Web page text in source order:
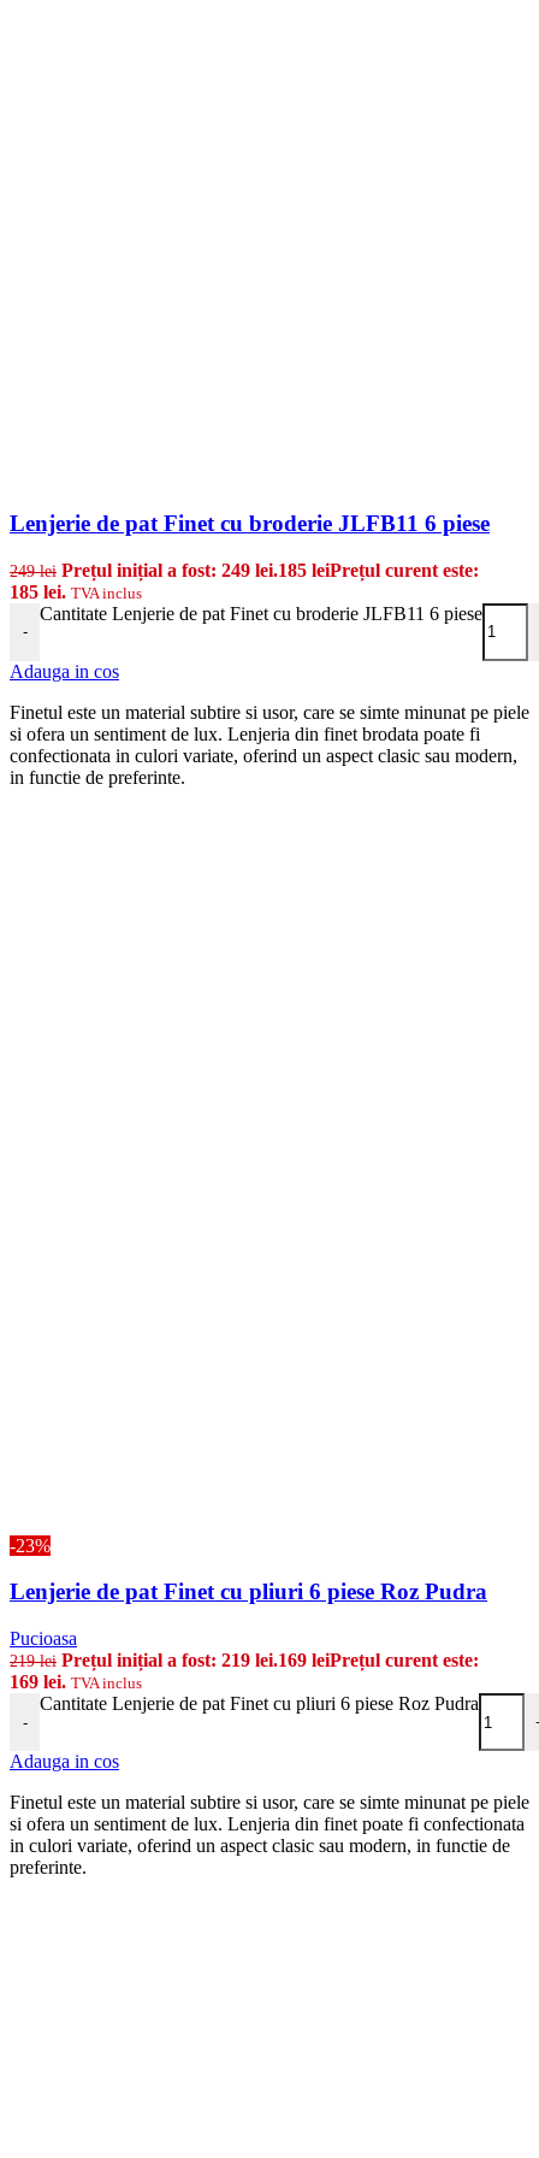
Lenjerie de pat Finet cu broderie JLFB11 6 piese
249lei Prețul inițial a fost: 249 lei.185 leiPrețul curent este:
185 lei. TVA inclus
-
Cantitate Lenjerie de pat Finet cu broderie JLFB11 6 piese
Adauga in cos
Finetul este un material subtire si usor, care se simte minunat pe piele
si ofera un sentiment de lux. Lenjeria din finet brodata poate fi
confectionata in culori variate, oferind un aspect clasic sau modern,
in functie de preferinte.
-23%
Lenjerie de pat Finet cu pliuri 6 piese Roz Pudra
Pucioasa
219lei Prețul inițial a fost: 219 lei.169 leiPrețul curent este:
169 lei. TVA inclus
-
Cantitate Lenjerie de pat Finet cu pliuri 6 piese Roz Pudra
Adauga in cos
Finetul este un material subtire si usor, care se simte minunat pe piele
si ofera un sentiment de lux. Lenjeria din finet poate fi confectionata
in culori variate, oferind un aspect clasic sau modern, in functie de
preferinte.